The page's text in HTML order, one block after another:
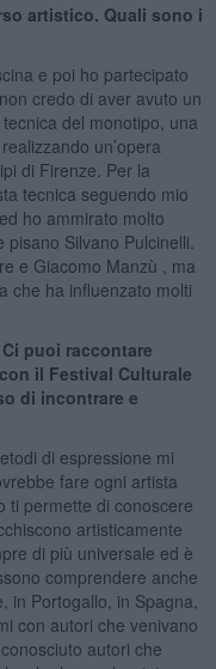
artistico. Quali sono i
e poi ho partecipato
credo di aver avuto un
del monotipo, una
un’opera
di Firenze. Per la
tecnica seguendo mio
ho ammirato molto
Silvano Pulcinelli.
e Giacomo Manzù , ma
che ha influenzato molti
puoi raccontare
il Festival Culturale
di incontrare e
di espressione mi
fare ogni artista
ti permette di conoscere
artisticamente
di più universale ed è
comprendere anche
in Portogallo, in Spagna,
con autori che venivano
autori che